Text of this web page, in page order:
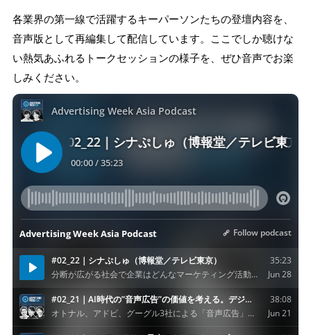
各業界の第一線で活躍するキーパーソンたちの登壇内容を、
音声版として再編集して配信しています。ここでしか聴けな
い熱気あふれるトークセッションの様子を、ぜひ音声でお楽
しみください。